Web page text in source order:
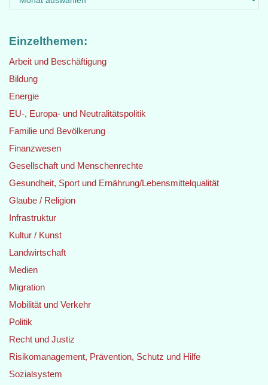
Einzelthemen:
Arbeit und Beschäftigung
Bildung
Energie
EU-, Europa- und Neutralitätspolitik
Familie und Bevölkerung
Finanzwesen
Gesellschaft und Menschenrechte
Gesundheit, Sport und Ernährung/Lebensmittelqualität
Glaube / Religion
Infrastruktur
Kultur / Kunst
Landwirtschaft
Medien
Migration
Mobilität und Verkehr
Politik
Recht und Justiz
Risikomanagement, Prävention, Schutz und Hilfe
Sozialsystem